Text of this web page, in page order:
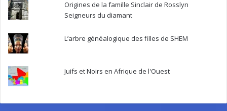
Origines de la famille Sinclair de Rosslyn
Seigneurs du diamant
L’arbre généalogique des filles de SHEM
Juifs et Noirs en Afrique de l'Ouest